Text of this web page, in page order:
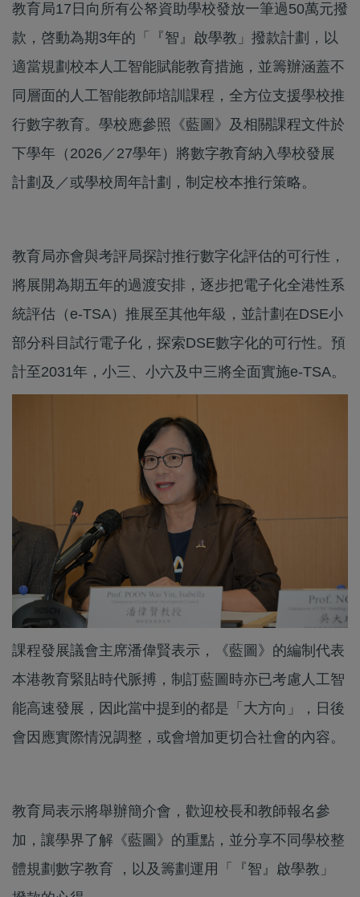
教育局17日向所有公帑資助學校發放一筆過50萬元撥
款，啓動為期3年的「『智』啟學教」撥款計劃，以
適當規劃校本人工智能賦能教育措施，並籌辦涵蓋不
同層面的人工智能教師培訓課程，全方位支援學校推
行數字教育。學校應參照《藍圖》及相關課程文件於
下學年（2026／27學年）將數字教育納入學校發展
計劃及／或學校周年計劃，制定校本推行策略。
教育局亦會與考評局探討推行數字化評估的可行性，
將展開為期五年的過渡安排，逐步把電子化全港性系
統評估（e-TSA）推展至其他年級，並計劃在DSE小
部分科目試行電子化，探索DSE數字化的可行性。預
計至2031年，小三、小六及中三將全面實施e-TSA。
課程發展議會主席潘偉賢表示，《藍圖》的編制代表
本港教育緊貼時代脈搏，制訂藍圖時亦已考慮人工智
能高速發展，因此當中提到的都是「大方向」，日後
會因應實際情況調整，或會增加更切合社會的內容。
教育局表示將舉辦簡介會，歡迎校長和教師報名參
加，讓學界了解《藍圖》的重點，並分享不同學校整
體規劃數字教育 ，以及籌劃運用「『智』啟學教」